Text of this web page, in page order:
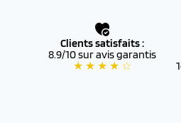
Clients satisfaits :
8.9/10 sur avis garantis
★ ★ ★ ★ ☆